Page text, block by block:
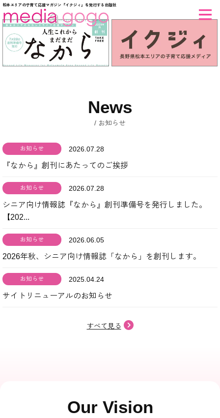
松本エリアの子育て応援マガジン『イクジィ』を発行する出版社
News
お知らせ
お知らせ 2026.07.28
『なから』創刊にあたってのご挨拶
お知らせ 2026.07.28
シニア向け情報誌『なから』創刊準備号を発行しました。
【202...
お知らせ 2026.06.05
2026年秋、シニア向け情報誌「なから」を創刊します。
お知らせ 2025.04.24
サイトリニューアルのお知らせ
すべて見る
Our Vision